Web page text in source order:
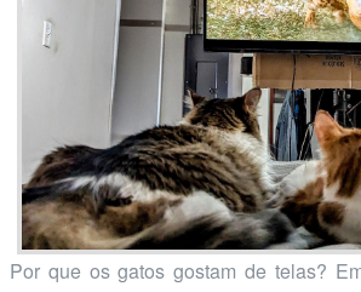
Por que os gatos gostam de telas?